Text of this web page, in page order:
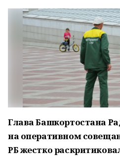
Глава Башкортостана
на оперативном
РБ жестко